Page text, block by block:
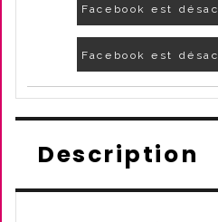
Facebook est
Facebook est
Description